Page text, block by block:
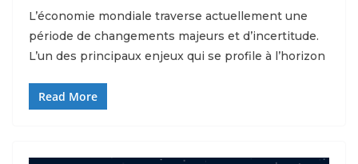
L’économie mondiale traverse actuellement une
période de changements majeurs et d’incertitude.
L’un des principaux enjeux qui se profile à l’horizon
Read More